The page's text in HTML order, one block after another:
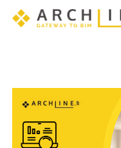
Poznaj Sketch